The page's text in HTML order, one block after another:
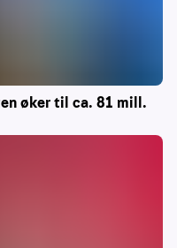
øker til ca. 81 mill.